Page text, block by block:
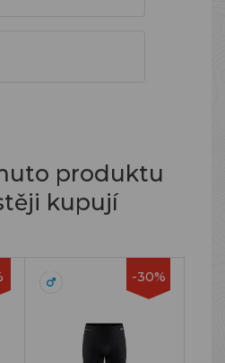
produktu
kupují
-30%